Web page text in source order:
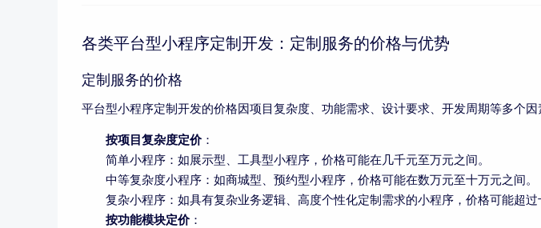
各类平台型小程序定制开发：定制服务的价格与优势
定制服务的价格
平台型小程序定制开发的价格因项目复杂度、功能需求、设计要求、开发周期等多个
按项目复杂度定价：
简单小程序：如展示型、工具型小程序，价格可能在几千元至万元之间。
中等复杂度小程序：如商城型、预约型小程序，价格可能在数万元至十万元之间。
复杂小程序：如具有复杂业务逻辑、高度个性化定制需求的小程序，价格可能超过
按功能模块定价：